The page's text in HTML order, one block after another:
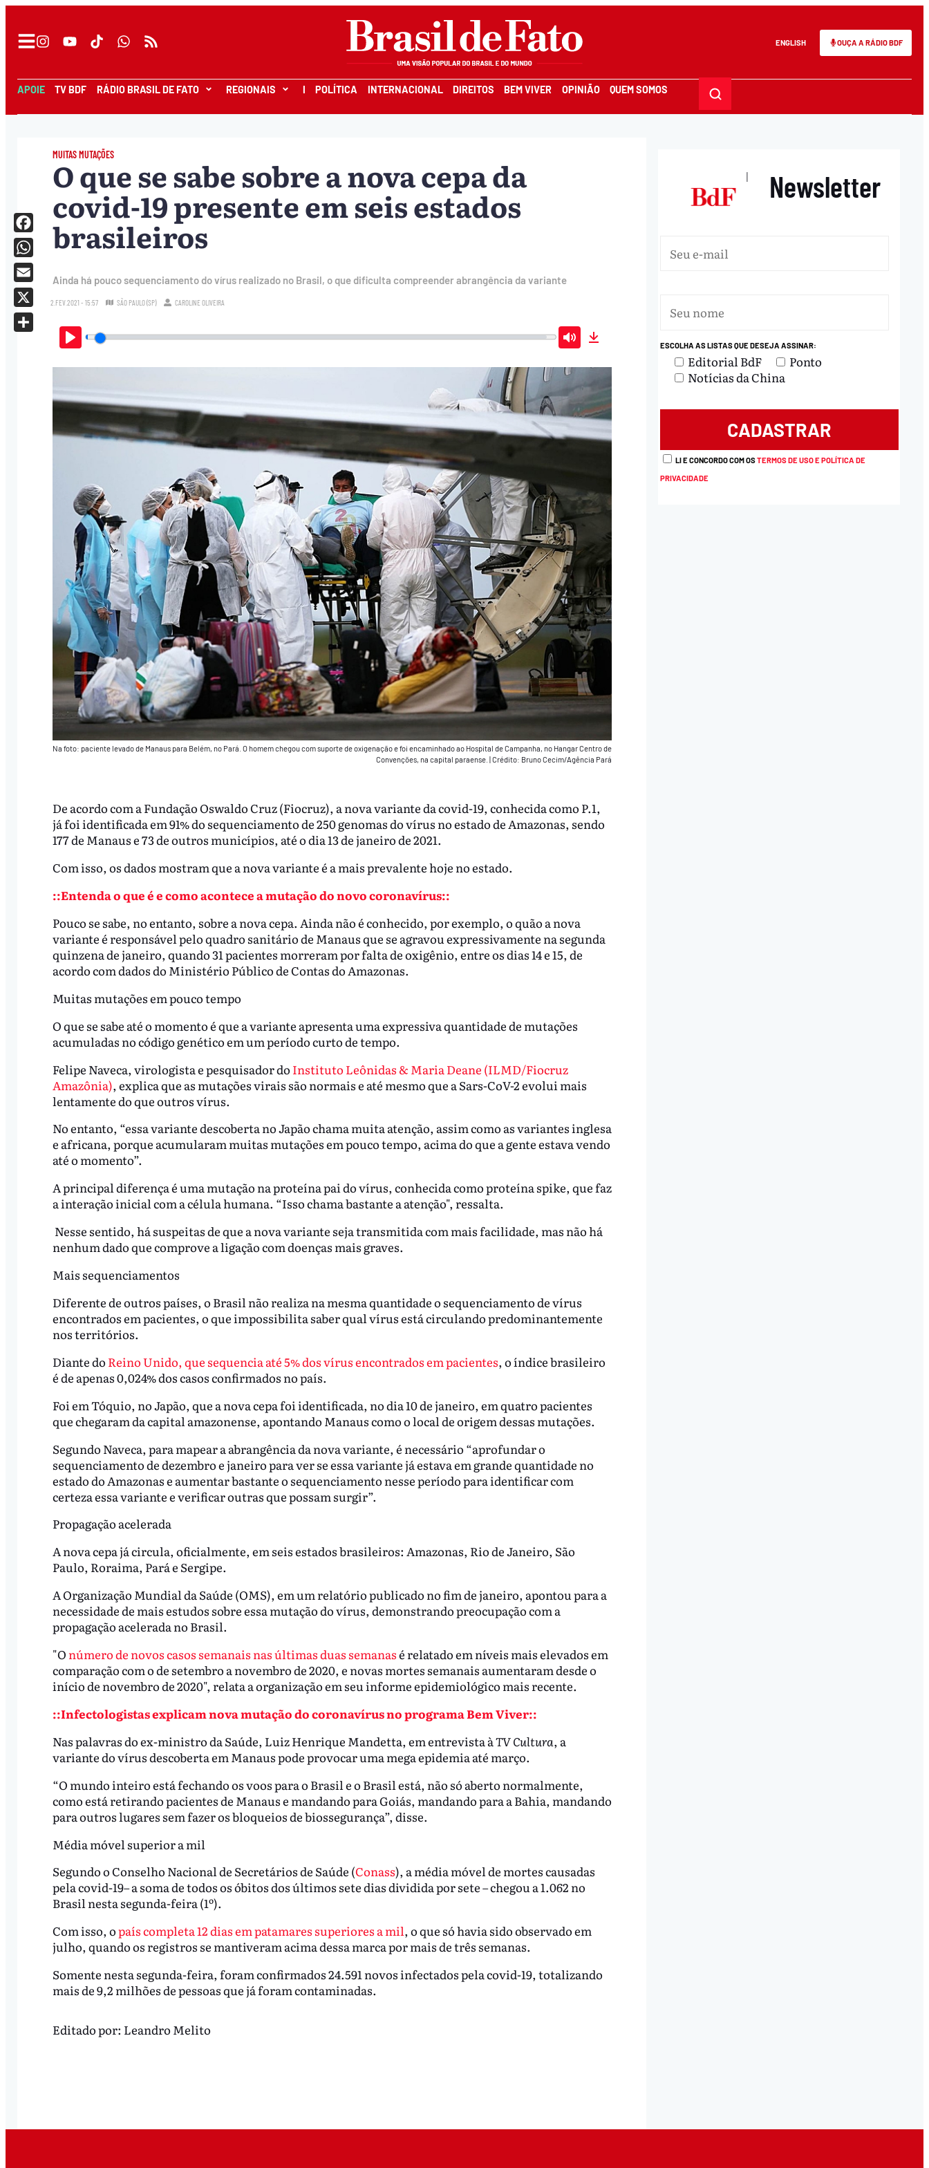
ENGLISH OUÇA A RÁDIO BDF
APOIE TV BDF RÁDIO BRASIL DE FATO REGIONAIS I POLÍTICA INTERNACIONAL DIREITOS BEM VIVER OPINIÃO QUEM SOMOS
MUITAS MUTAÇÕES
O que se sabe sobre a nova cepa da
covid-19 presente em seis estados
brasileiros
Ainda há pouco sequenciamento do vírus realizado no Brasil, o que dificulta compreender abrangência da variante
2.FEV.2021 - 15:57 SÃO PAULO (SP) CAROLINE OLIVEIRA
Play Mute
Na foto: paciente levado de Manaus para Belém, no Pará. O homem chegou com suporte de oxigenação e foi encaminhado ao Hospital de Campanha, no Hangar Centro de
Convenções, na capital paraense. |Crédito: Bruno Cecim/Agência Pará
De acordo com a Fundação Oswaldo Cruz (Fiocruz), a nova variante da covid-19, conhecida como P.1,
já foi identificada em 91% do sequenciamento de 250 genomas do vírus no estado de Amazonas, sendo
177 de Manaus e 73 de outros municípios, até o dia 13 de janeiro de 2021.
Com isso, os dados mostram que a nova variante é a mais prevalente hoje no estado.
::Entenda o que é e como acontece a mutação do novo coronavírus::
Pouco se sabe, no entanto, sobre a nova cepa. Ainda não é conhecido, por exemplo, o quão a nova
variante é responsável pelo quadro sanitário de Manaus que se agravou expressivamente na segunda
quinzena de janeiro, quando 31 pacientes morreram por falta de oxigênio, entre os dias 14 e 15, de
acordo com dados do Ministério Público de Contas do Amazonas.
Muitas mutações em pouco tempo
O que se sabe até o momento é que a variante apresenta uma expressiva quantidade de mutações
acumuladas no código genético em um período curto de tempo.
Felipe Naveca, virologista e pesquisador do Instituto Leônidas & Maria Deane (ILMD/Fiocruz
Amazônia), explica que as mutações virais são normais e até mesmo que a Sars-CoV-2 evolui mais
lentamente do que outros vírus.
No entanto, “essa variante descoberta no Japão chama muita atenção, assim como as variantes inglesa
e africana, porque acumularam muitas mutações em pouco tempo, acima do que a gente estava vendo
até o momento”.
A principal diferença é uma mutação na proteína pai do vírus, conhecida como proteína spike, que faz
a interação inicial com a célula humana. “Isso chama bastante a atenção", ressalta.
Nesse sentido, há suspeitas de que a nova variante seja transmitida com mais facilidade, mas não há
nenhum dado que comprove a ligação com doenças mais graves.
Mais sequenciamentos
Diferente de outros países, o Brasil não realiza na mesma quantidade o sequenciamento de vírus
encontrados em pacientes, o que impossibilita saber qual vírus está circulando predominantemente
nos territórios.
Diante do Reino Unido, que sequencia até 5% dos vírus encontrados em pacientes, o índice brasileiro
é de apenas 0,024% dos casos confirmados no país.
Foi em Tóquio, no Japão, que a nova cepa foi identificada, no dia 10 de janeiro, em quatro pacientes
que chegaram da capital amazonense, apontando Manaus como o local de origem dessas mutações.
Segundo Naveca, para mapear a abrangência da nova variante, é necessário “aprofundar o
sequenciamento de dezembro e janeiro para ver se essa variante já estava em grande quantidade no
estado do Amazonas e aumentar bastante o sequenciamento nesse período para identificar com
certeza essa variante e verificar outras que possam surgir”.
Propagação acelerada
A nova cepa já circula, oficialmente, em seis estados brasileiros: Amazonas, Rio de Janeiro, São
Paulo, Roraima, Pará e Sergipe.
A Organização Mundial da Saúde (OMS), em um relatório publicado no fim de janeiro, apontou para a
necessidade de mais estudos sobre essa mutação do vírus, demonstrando preocupação com a
propagação acelerada no Brasil.
"O número de novos casos semanais nas últimas duas semanasé relatado em níveis mais elevados em
comparação com o de setembro a novembro de 2020, e novas mortes semanais aumentaram desde o
início de novembro de 2020", relata a organização em seu informe epidemiológico mais recente.
::Infectologistas explicam nova mutação do coronavírus no programa Bem Viver::
Nas palavras do ex-ministro da Saúde, Luiz Henrique Mandetta, em entrevista àTV Cultura, a
variante do vírus descoberta em Manaus pode provocar uma mega epidemia até março.
“O mundo inteiro está fechando os voos para o Brasil e o Brasil está, não só aberto normalmente,
como está retirando pacientes de Manaus e mandando para Goiás, mandando para a Bahia, mandando
para outros lugares sem fazer os bloqueios de biossegurança”, disse.
Média móvel superior a mil
Segundo o Conselho Nacional de Secretários de Saúde (Conass), a média móvel de mortes causadas
pela covid-19– a soma de todos os óbitos dos últimos sete dias dividida por sete – chegou a 1.062 no
Brasil nesta segunda-feira (1º).
Com isso, opaís completa 12 dias em patamares superiores a mil, o que só havia sido observado em
julho, quando os registros se mantiveram acima dessa marca por mais de três semanas.
Somente nesta segunda-feira, foram confirmados 24.591 novos infectados pela covid-19, totalizando
mais de 9,2 milhões de pessoas que já foram contaminadas.
Facebook
WhatsApp
Email
X
Editado por: Leandro Melito
| Newsletter
ESCOLHA AS LISTAS QUE DESEJA ASSINAR:
Editorial BdF
Ponto
Notícias da China
LI E CONCORDO COM OSTERMOS DE USO E POLÍTICA DE
PRIVACIDADE